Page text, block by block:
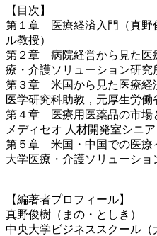
【目次】
第１章 医療経済入門（真野
ル教授）
第２章 病院経営から見た医
療・介護ソリューション研究
第３章 米国から見た医療経
医学研究科助教，元厚生労働
第４章 医療用医薬品の市場
メディセオ 人材開発室シニア
第５章 米国・中国での医療
大学医療・介護ソリューショ
【編著者プロフィール】
真野俊樹（まの・としき）
中央大学ビジネススクール（